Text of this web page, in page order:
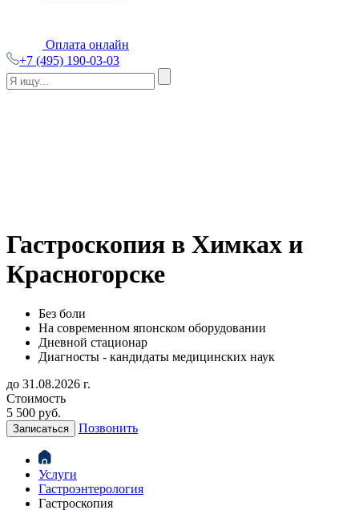
Оплата онлайн
+7 (495) 190-03-03
Гастроскопия в Химках и
Красногорске
Без боли
На современном японском оборудовании
Дневной стационар
Диагносты - кандидаты медицинских наук
до 31.08.2026 г.
Стоимость
5 500 руб.
Записаться Позвонить
Услуги
Гастроэнтерология
Гастроскопия